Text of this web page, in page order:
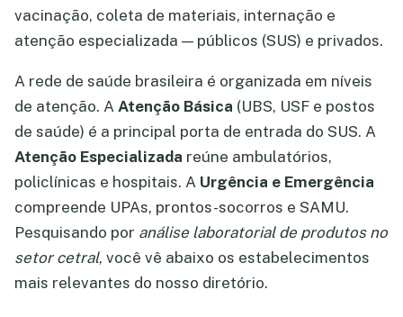
vacinação, coleta de materiais, internação e
atenção especializada — públicos (SUS) e privados.
A rede de saúde brasileira é organizada em níveis
de atenção. A Atenção Básica (UBS, USF e postos
de saúde) é a principal porta de entrada do SUS. A
Atenção Especializada reúne ambulatórios,
policlínicas e hospitais. A Urgência e Emergência
compreende UPAs, prontos-socorros e SAMU.
Pesquisando por análise laboratorial de produtos no
setor cetral, você vê abaixo os estabelecimentos
mais relevantes do nosso diretório.